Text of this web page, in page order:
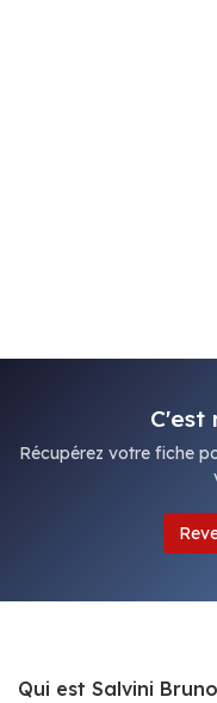
C'est
Récupérez votre fiche
Qui est Salvini